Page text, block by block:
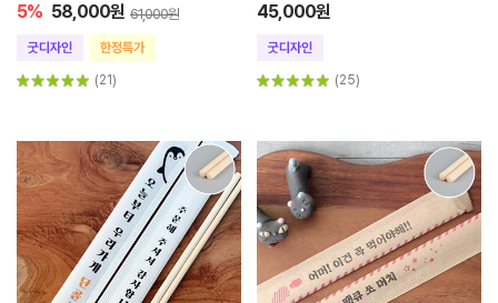
5% 58,000원 61,000원
(21)
45,000원
(25)